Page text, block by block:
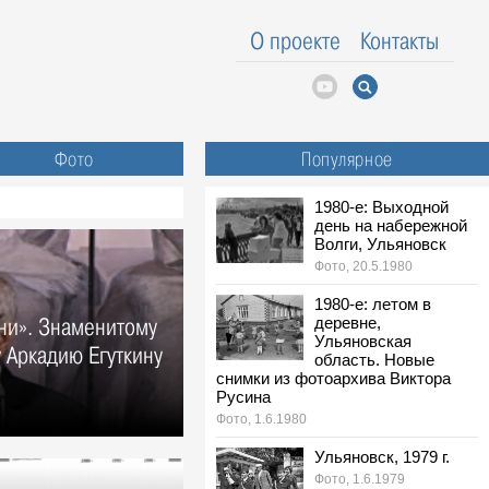
О проекте Контакты
Фото
Знаменитому
Егуткину
Популярное
1980-е: Выходной
день на набережной
Волги, Ульяновск
Фото, 20.5.1980
1980-е: летом в
деревне,
Ульяновская
область. Новые
снимки из фотоархива Виктора
Русина
Фото, 1.6.1980
Ульяновск, 1979 г.
Фото, 1.6.1979